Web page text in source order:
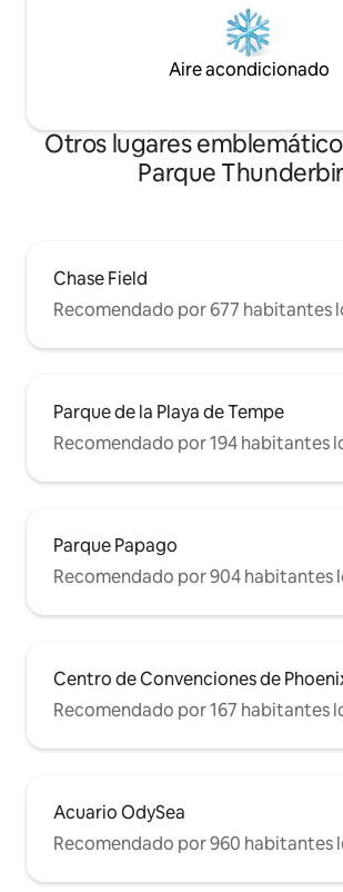
Aire acondicionado
Otros lugares
Parque
Chase Field
Recomendado por 677 habitantes
Parque de la Playa de Tempe
Recomendado por 194 habitantes
Parque Papago
Recomendado por 904 habitantes
Centro de Convenciones de
Recomendado por 167 habitantes
Acuario OdySea
Recomendado por 960 habitantes